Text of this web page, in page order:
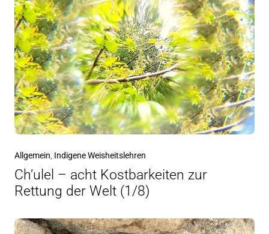
Allgemein Indigene Weisheitslehren
Ch’ulel – acht Kostbarkeiten zur
Rettung der Welt (1/8)